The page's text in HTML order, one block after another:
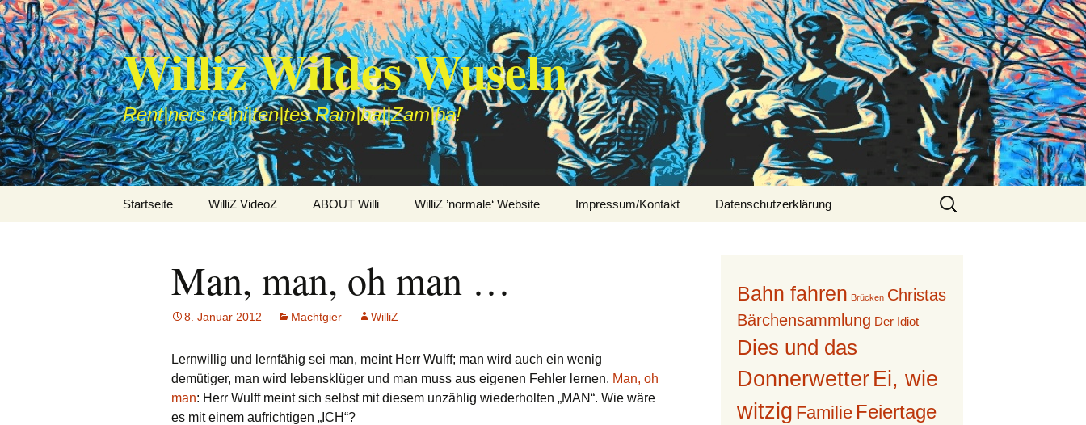
Williz Wildes Wuseln
Rent|ners re|ni|ten|tes Ram|ba||Zam|ba!
Startseite WilliZ VideoZ ABOUT Willi WilliZ ’normale‘ Website Impressum/Kontakt Datenschutzerklärung
Suche
nach:
Man, man, oh man …
8. Januar 2012 Machtgier WilliZ
Lernwillig und lernfähig sei man, meint Herr Wulff; man wird auch ein wenig
demütiger, man wird lebensklüger und man muss aus eigenen Fehler lernen. Man, oh
man: Herr Wulff meint sich selbst mit diesem unzählig wiederholten „MAN“. Wie wäre
es mit einem aufrichtigen „ICH“?
Bahn fahren Brücken Christas
Bärchensammlung Der Idiot
Dies und das
Donnerwetter Ei, wie
witzig Familie Feiertage